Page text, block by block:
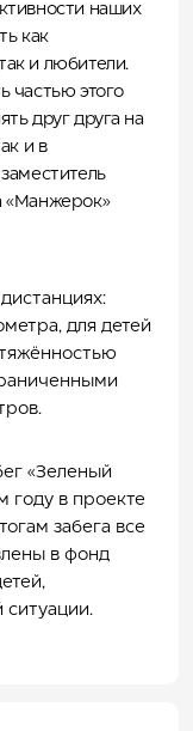
наших
как
и любители.
частью этого
друг друга на
и в
«Манжерок»
для детей
«Зеленый
году в проекте
забега все
в фонд
ситуации.